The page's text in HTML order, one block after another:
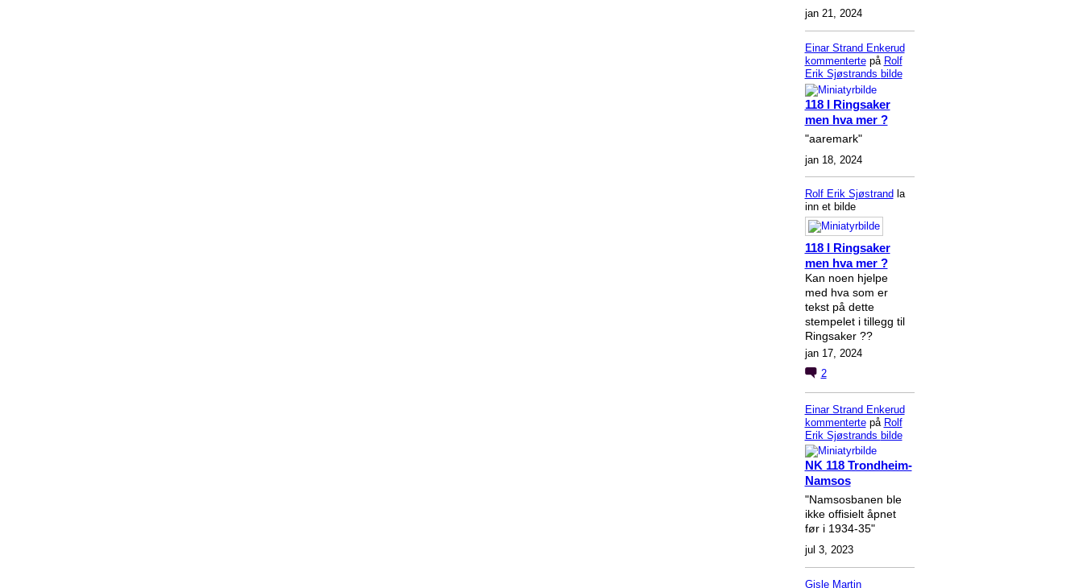
jan 21, 2024
Einar Strand Enkerud
kommentertepå Rolf
Erik Sjøstrands bilde
118 I Ringsaker
men hva mer ?
"aaremark"
jan 18, 2024
Rolf Erik Sjøstrand la
inn et bilde
118 I Ringsaker
men hva mer ?
Kan noen hjelpe
med hva som er
tekst på dette
stempelet i tillegg til
Ringsaker ??
jan 17, 2024
2
Einar Strand Enkerud
kommentertepå Rolf
Erik Sjøstrands bilde
NK 118 Trondheim-
Namsos
"Namsosbanen ble
ikke offisielt åpnet
før i 1934-35"
jul 3, 2023
Gisle Martin